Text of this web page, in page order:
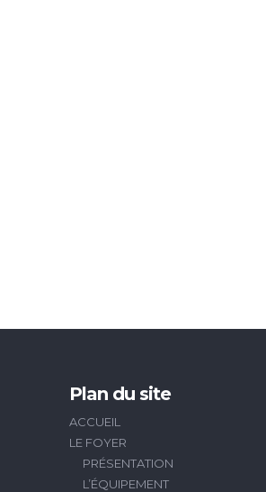
Plan du site
ACCUEIL
LE FOYER
PRÉSENTATION
L’ÉQUIPEMENT